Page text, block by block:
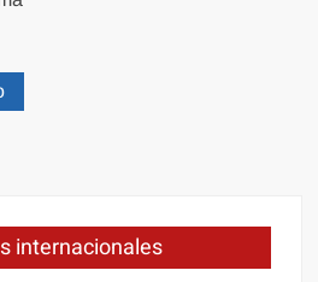
internacionales